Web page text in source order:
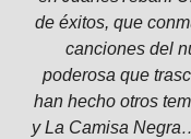
de éxitos, que
canciones del
poderosa que
han hecho otros
y La Camisa